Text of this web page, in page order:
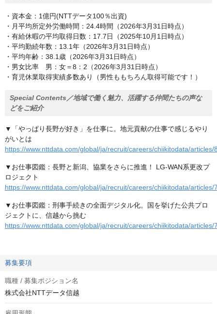
・資本金：1億円(NTTデータ100％出資)
・月平均所定外労働時間：24.4時間（2026年3月31日時点）
・有給休暇の平均取得日数：17.7日（2025年10月1日時点）
・平均勤続年数：13.1年（2026年3月31日時点）
・平均年齢：38.1歳（2026年3月31日時点）
・男女比率 男：女＝8：2（2026年3月31日時点）
・育児休業取得実績多数あり（男性ももちろん取得可能です！）
Special Contents／地域で働く魅力、活躍する仲間たちの声な
どをご紹介
▼「やっぱり長野が好き」を仕事に。地元貢献の仕事で感じるやり
がいとは
https://www.nttdata.com/global/ja/recruit/careers/chiikitodata/articles/
▼お仕事図鑑：長野と新潟、協業をさらに推進！ LG-WAN系更改プ
ロジェクト
https://www.nttdata.com/global/ja/recruit/careers/chiikitodata/articles/
▼お仕事図鑑：刑事手続きの全面デジタル化。国を挙げた公共プロ
ジェクトに、信越から挑む
https://www.nttdata.com/global/ja/recruit/careers/chiikitodata/articles/
募集要項
職種 / 募集ポジション名
株式会社NTTデータ信越